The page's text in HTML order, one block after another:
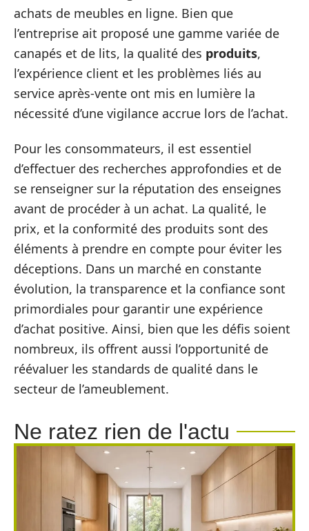
achats de meubles en ligne. Bien que
l’entreprise ait proposé une gamme variée de
canapés et de lits, la qualité des produits,
l’expérience client et les problèmes liés au
service après-vente ont mis en lumière la
nécessité d’une vigilance accrue lors de l’achat.
Pour les consommateurs, il est essentiel
d’effectuer des recherches approfondies et de
se renseigner sur la réputation des enseignes
avant de procéder à un achat. La qualité, le
prix, et la conformité des produits sont des
éléments à prendre en compte pour éviter les
déceptions. Dans un marché en constante
évolution, la transparence et la confiance sont
primordiales pour garantir une expérience
d’achat positive. Ainsi, bien que les défis soient
nombreux, ils offrent aussi l’opportunité de
réévaluer les standards de qualité dans le
secteur de l’ameublement.
Ne ratez rien de l'actu